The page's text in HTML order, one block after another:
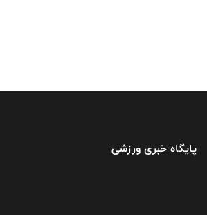
پایگاه خبری ورزشی